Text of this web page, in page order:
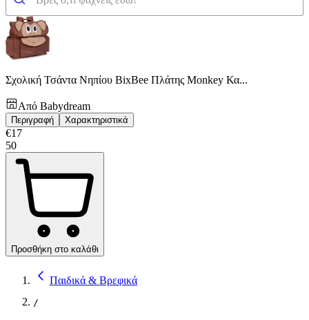
Σχολική Τσάντα Νηπίου BixBee Πλάτης Monkey Κα...
Από Babydream
Περιγραφή Χαρακτηριστικά
€17
50
Προσθήκη στο καλάθι
Παιδικά & Βρεφικά
/